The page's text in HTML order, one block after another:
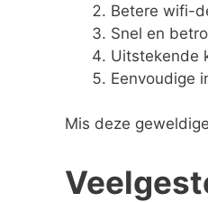
Betere wifi-
Snel en
Uitstekende
Eenvoudige
Mis deze